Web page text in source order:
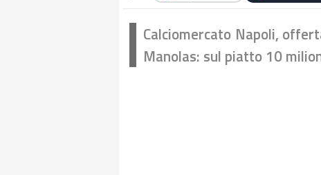
Calciomercato Napoli,
Manolas: sul piatto 10